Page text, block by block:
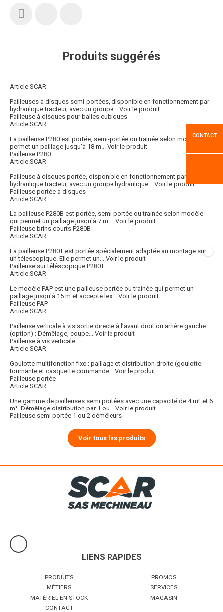
Produits suggérés
Article SCAR
Pailleuses à disques semi-portées, disponible en fonctionnement par
hydraulique tracteur, avec un groupe... Voir le produit
Pailleuse à disques pour balles cubiques
Article SCAR
La pailleuse P280 est portée, semi-portée ou trainée selon modèle qui
permet un paillage jusqu'à 18 m... Voir le produit
Pailleuse P280
Article SCAR
Pailleuse à disques portée, disponible en fonctionnement par
hydraulique tracteur, avec un groupe hydraulique... Voir le produit
Pailleuse portée à disques
Article SCAR
La pailleuse P280B est portée, semi-portée ou trainée selon modèle
qui permet un paillage jusqu'à 7 m.... Voir le produit
Pailleuse brins courts P280B
Article SCAR
La pailleuse P280T est portée spécialement adaptée au montage sur
un télescopique. Elle permet un... Voir le produit
Pailleuse sur téléscopique P280T
Article SCAR
Le modèle PAP est une pailleuse portée ou trainée qui permet un
paillage jusqu'à 15 m et accepte les... Voir le produit
Pailleuse PAP
Article SCAR
Pailleuse verticale à vis sortie directe à l’avant droit ou arrière gauche
(option) : Démêlage, coupe... Voir le produit
Pailleuse à vis verticale
Article SCAR
Goulotte multifonction fixe : paillage et distribution droite (goulotte
tournante et casquette commande... Voir le produit
Pailleuse portée
Article SCAR
Une gamme de pailleuses semi portées avec une capacité de 4 m³ et 6
m³. Démêlage distribution par 1 ou... Voir le produit
Pailleuse semi portée 1 ou 2 démêleurs
Voir tous les produits
CONTACT
LIENS RAPIDES
PRODUITS
PROMOS
MÉTIERS
SERVICES
MATÉRIEL EN STOCK
MAGASIN
CONTACT